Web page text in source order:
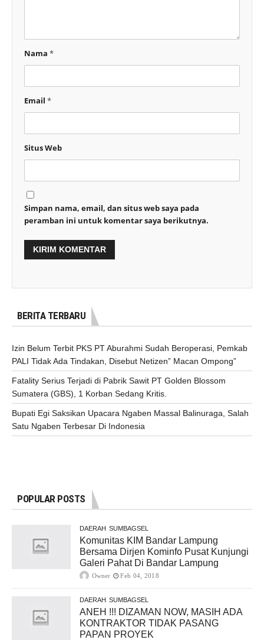
Nama *
Email *
Situs Web
Simpan nama, email, dan situs web saya pada
peramban ini untuk komentar saya berikutnya.
BERITA TERBARU
Izin Belum Terbit PKS PT Aburahmi Sudah Beroperasi, Pemkab
PALI Tidak Ada Tindakan, Disebut Netizen” Macan Ompong”
Fatality Serius Terjadi di Pabrik Sawit PT Golden Blossom
Sumatera (GBS), 1 Korban Sedang Kritis.
Bupati Egi Saksikan Upacara Ngaben Massal Balinuraga, Salah
Satu Ngaben Terbesar Di Indonesia
POPULAR POSTS
DAERAH SUMBAGSEL
Komunitas KIM Bandar Lampung
Bersama Dirjen Kominfo Pusat Kunjungi
Galeri Pahat Di Bandar Lampung
Owner Feb 04, 2018
DAERAH SUMBAGSEL
ANEH !!! DIZAMAN NOW, MASIH ADA
KONTRAKTOR TIDAK PASANG
PAPAN PROYEK